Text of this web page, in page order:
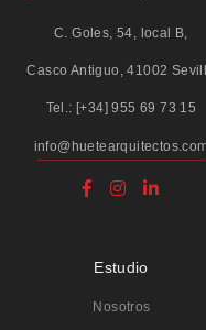
C. Goles, 54, local B,
Casco Antiguo, 41002
Tel.: [+34] 955 69 73 15
Estudio
Nosotros